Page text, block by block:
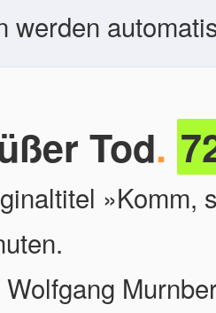
werden
Tod.
»Komm,